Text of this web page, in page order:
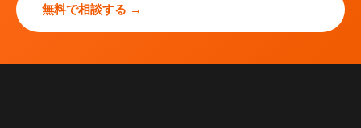
無料で相談する →